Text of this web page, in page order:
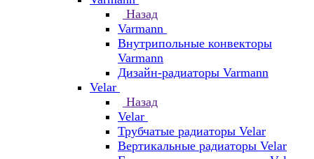
Назад
Varmann
Внутрипольные конвекторы
Varmann
Дизайн-радиаторы Varmann
Velar
Назад
Velar
Трубчатые радиаторы Velar
Вертикальные радиаторы Velar